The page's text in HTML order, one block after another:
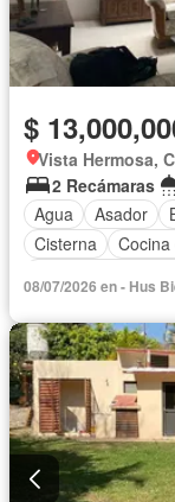
$
Vista Hermosa,
2 Recámaras
Agua
Asador
Cisterna
Seguridad
Sin amueblar
08/07/2026 en - Hus